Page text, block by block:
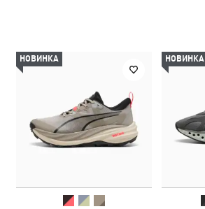
НОВИНКА НОВИНКА